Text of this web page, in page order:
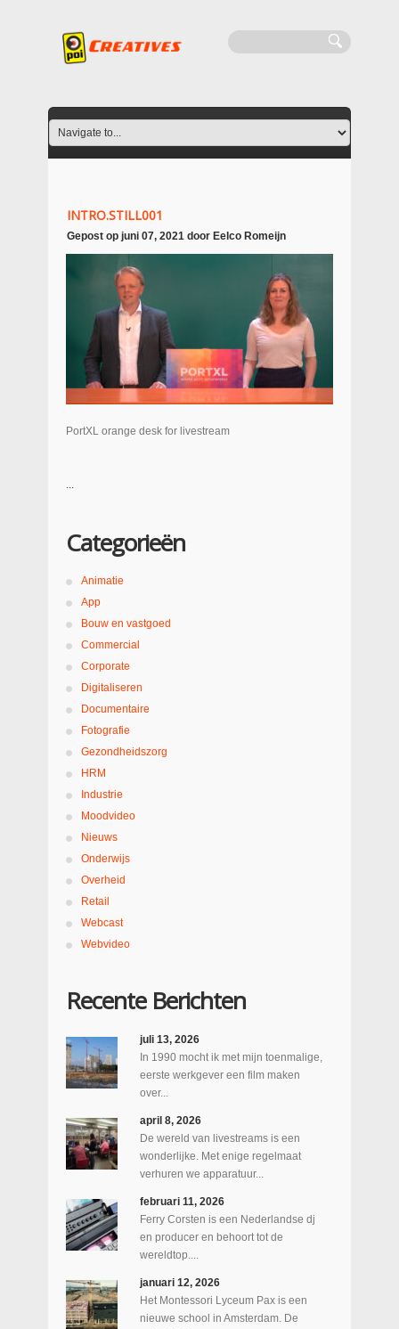
INTRO.STILL001
Gepost op juni 07, 2021 door Eelco Romeijn
PortXL orange desk for livestream
...
Categorieën
Animatie
App
Bouw en vastgoed
Commercial
Corporate
Digitaliseren
Documentaire
Fotografie
Gezondheidszorg
HRM
Industrie
Moodvideo
Nieuws
Onderwijs
Overheid
Retail
Webcast
Webvideo
Recente Berichten
juli 13, 2026
In 1990 mocht ik met mijn toenmalige,
eerste werkgever een film maken
over...
april 8, 2026
De wereld van livestreams is een
wonderlijke. Met enige regelmaat
verhuren we apparatuur...
februari 11, 2026
Ferry Corsten is een Nederlandse dj
en producer en behoort tot de
wereldtop....
januari 12, 2026
Het Montessori Lyceum Pax is een
nieuwe school in Amsterdam. De